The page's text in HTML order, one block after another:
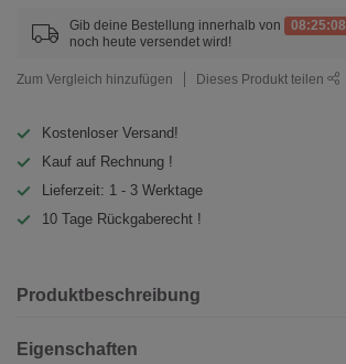
Gib deine Bestellung innerhalb von 08:25:08
noch heute versendet wird!
Zum Vergleich hinzufügen Dieses Produkt teilen
Kostenloser Versand!
Kauf auf Rechnung !
Lieferzeit: 1 - 3 Werktage
10 Tage Rückgaberecht !
Produktbeschreibung
Eigenschaften